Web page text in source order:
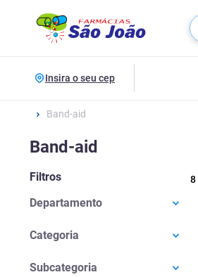
Insira o seu cep
Band-aid
Band-aid
Filtros
Departamento
Saúde E Bem-estar
Categoria
Primeiros Socorros
Subcategoria
8